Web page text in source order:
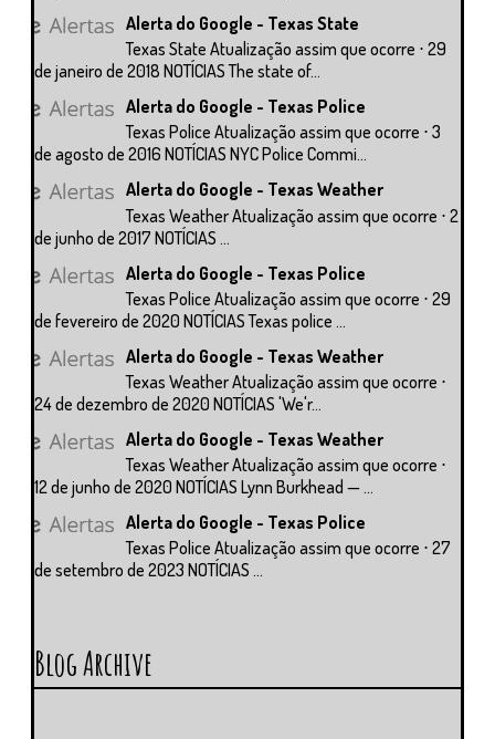
Alerta do Google - Texas State
Texas State Atualização assim que ocorre ⋅ 29
de janeiro de 2018 NOTÍCIAS The state of...
Alerta do Google - Texas Police
Texas Police Atualização assim que ocorre ⋅ 3
de agosto de 2016 NOTÍCIAS NYC Police Commi...
Alerta do Google - Texas Weather
Texas Weather Atualização assim que ocorre ⋅ 2
de junho de 2017 NOTÍCIAS ...
Alerta do Google - Texas Police
Texas Police Atualização assim que ocorre ⋅ 29
de fevereiro de 2020 NOTÍCIAS Texas police ...
Alerta do Google - Texas Weather
Texas Weather Atualização assim que ocorre ⋅
24 de dezembro de 2020 NOTÍCIAS 'We'r...
Alerta do Google - Texas Weather
Texas Weather Atualização assim que ocorre ⋅
12 de junho de 2020 NOTÍCIAS Lynn Burkhead — ...
Alerta do Google - Texas Police
Texas Police Atualização assim que ocorre ⋅ 27
de setembro de 2023 NOTÍCIAS ...
Blog Archive